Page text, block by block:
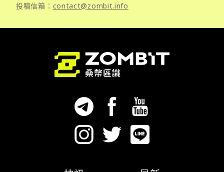
投稿信箱： contact@zombit.info